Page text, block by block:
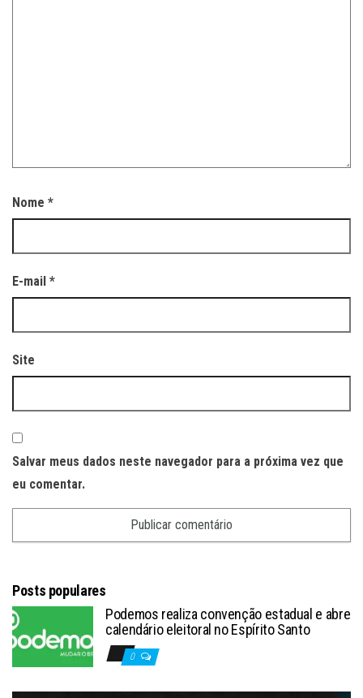
Nome *
E-mail *
Site
Salvar meus dados neste navegador para a próxima vez que
eu comentar.
Posts populares
Podemos realiza convenção estadual e abre
calendário eleitoral no Espírito Santo
0